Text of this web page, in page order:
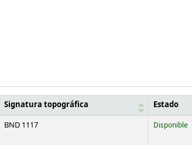
Signatura topográfica
Estado
BND 1117 Disponible